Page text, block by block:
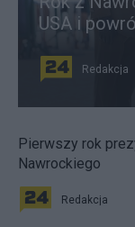
USA i
Redakcja
Pierwszy rok
Nawrockiego
Redakcja